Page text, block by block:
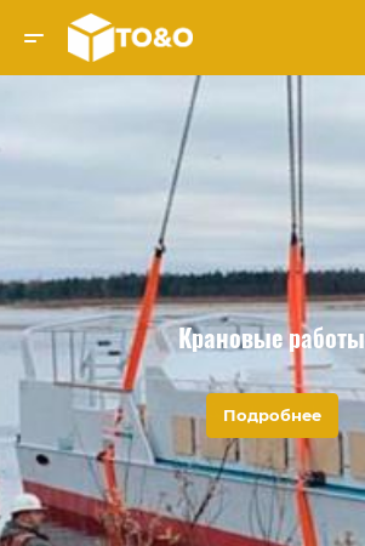
Крановые работы
Подробнее